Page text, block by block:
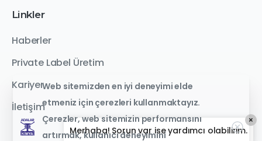
Linkler
Haberler
Private Label Üretim
Kariyer
İletişim
Merhaba! Sorun var ise yardımcı olabilirim.
×
Web sitemizden en iyi deneyimi elde
etmeniz için çerezleri kullanmaktayız.
Çerezler, web sitemizin performansını
artırmak, kullanıcı deneyimini